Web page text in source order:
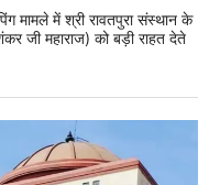
मामले में श्री रावतपुरा संस्थान के
जी महाराज) को बड़ी राहत देते